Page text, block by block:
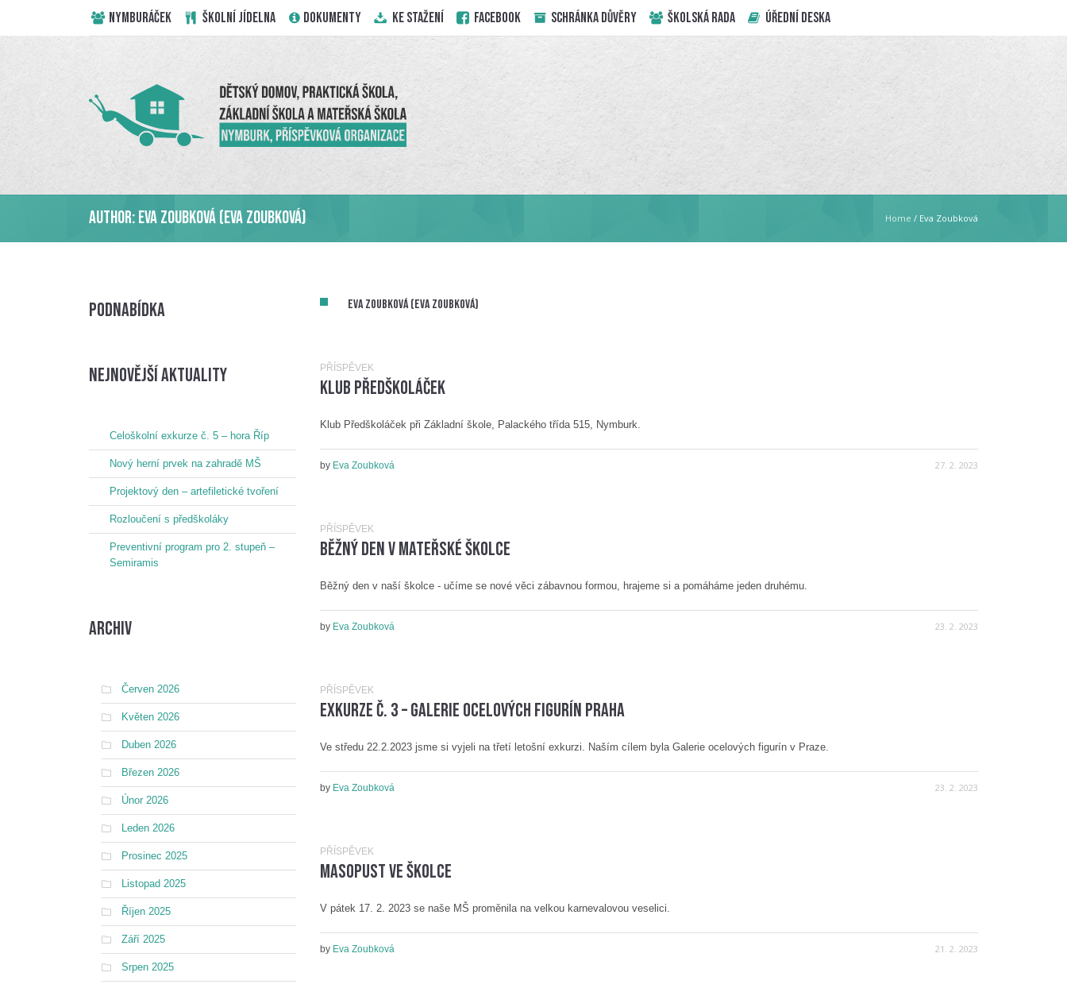
NYMBURÁČEK ŠKOLNÍ JÍDELNA DOKUMENTY KE STAŽENÍ Facebook Schránka důvěry ŠKOLSKÁ RADA ÚŘEDNÍ DESKA
Author:Eva Zoubková(Eva Zoubková) Home / Eva Zoubková
Eva Zoubková (Eva Zoubková)
PŘÍSPĚVEK
Klub Předškoláček
Klub Předškoláček při Základní škole, Palackého třída 515, Nymburk.
27. 2. 2023
by Eva Zoubková
PŘÍSPĚVEK
Běžný den v mateřské školce
Běžný den v naší školce - učíme se nové věci zábavnou formou, hrajeme si a pomáháme jeden druhému.
23. 2. 2023
by Eva Zoubková
PŘÍSPĚVEK
Exkurze č. 3 – Galerie ocelových figurín Praha
Ve středu 22.2.2023 jsme si vyjeli na třetí letošní exkurzi. Naším cílem byla Galerie ocelových figurín v Praze.
23. 2. 2023
by Eva Zoubková
PŘÍSPĚVEK
Masopust ve školce
V pátek 17. 2. 2023 se naše MŠ proměnila na velkou karnevalovou veselici.
21. 2. 2023
by Eva Zoubková
Podnabídka
nejnovější aktuality
Celoškolní exkurze č. 5 – hora Říp
Nový herní prvek na zahradě MŠ
Projektový den – artefiletické tvoření
Rozloučení s předškoláky
Preventivní program pro 2. stupeň –
Semiramis
Archiv
Červen 2026
Květen 2026
Duben 2026
Březen 2026
Únor 2026
Leden 2026
Prosinec 2025
Listopad 2025
Říjen 2025
Září 2025
Srpen 2025